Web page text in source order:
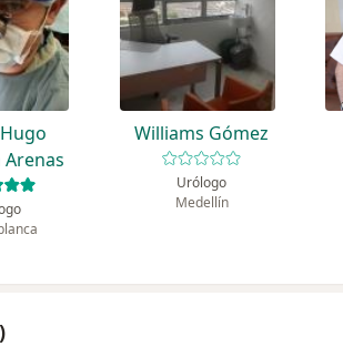
Arenas
Williams Gómez
Urólogo
Medellín